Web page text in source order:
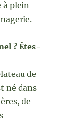
à plein
? Êtes-
de
né dans
de